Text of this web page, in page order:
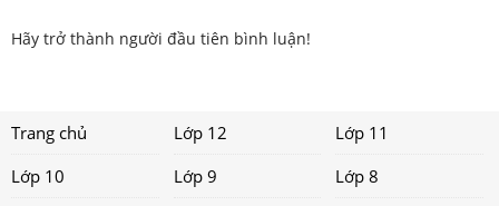
Hãy trở thành người đầu tiên bình luận!
Trang chủ Lớp 12
Lớp 11
Lớp 10
Lớp 9
Lớp 8